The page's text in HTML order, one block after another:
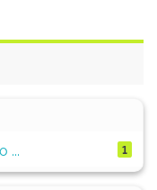
...
1